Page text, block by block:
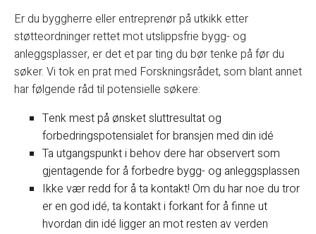
Er du byggherre eller entreprenør på utkikk etter
støtteordninger rettet mot utslippsfrie bygg- og
anleggsplasser, er det et par ting du bør tenke på før du
søker. Vi tok en prat med Forskningsrådet, som blant annet
har følgende råd til potensielle søkere:
Tenk mest på ønsket sluttresultat og
forbedringspotensialet for bransjen med din idé
Ta utgangspunkt i behov dere har observert som
gjentagende for å forbedre bygg- og anleggsplassen
Ikke vær redd for å ta kontakt! Om du har noe du tror
er en god idé, ta kontakt i forkant for å finne ut
hvordan din idé ligger an mot resten av verden